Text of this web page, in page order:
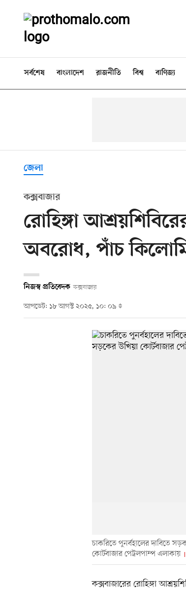
সর্বশেষ বাংলাদেশ রাজনীতি বিশ্ব বাণিজ্য
জেলা
কক্সবাজার
রোহিঙ্গা
অবরোধ, পাঁচ
নিজস্ব প্রতিবেদক কক্সবাজার
আপডেট: ১৮ আগস্ট ২০২৫, ১০: ০৯
চাকরিতে পুনর্বহালের দাবিতে
কোর্টবাজার পেট্রলপাম্প এলাকায়
কক্সবাজারের রোহিঙ্গা